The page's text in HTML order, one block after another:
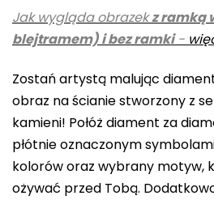
Jak wygląda obrazekz ramką
blejtramem) i bez ramki-
Zostań artystą malując
obraz na ścianie stworzony z
kamieni! Połóż diament za
płótnie oznaczonym
kolorów oraz wybrany motyw,
ożywać przed Tobą.
produktu
wynosi
na
5
gwiazdek.